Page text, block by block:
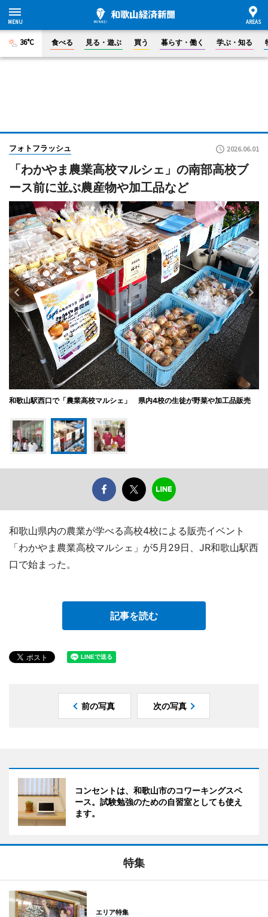
36°C 食べる 見る・遊ぶ 買う 暮らす・働く 学ぶ・知る
フォトフラッシュ 2026.06.01
「わかやま農業高校マルシェ」の南部高校ブ
ース前に並ぶ農産物や加工品など
和歌山駅西口で「農業高校マルシェ」 県内4校の生徒が野菜や加工品販売
和歌山県内の農業が学べる高校4校による販売イベント
「わかやま農業高校マルシェ」が5月29日、JR和歌山駅西
口で始まった。
記事を読む
前の写真 次の写真
コンセントは、和歌山市のコワーキングスペ
ース。試験勉強のための自習室としても使え
ます。
特集
エリア特集